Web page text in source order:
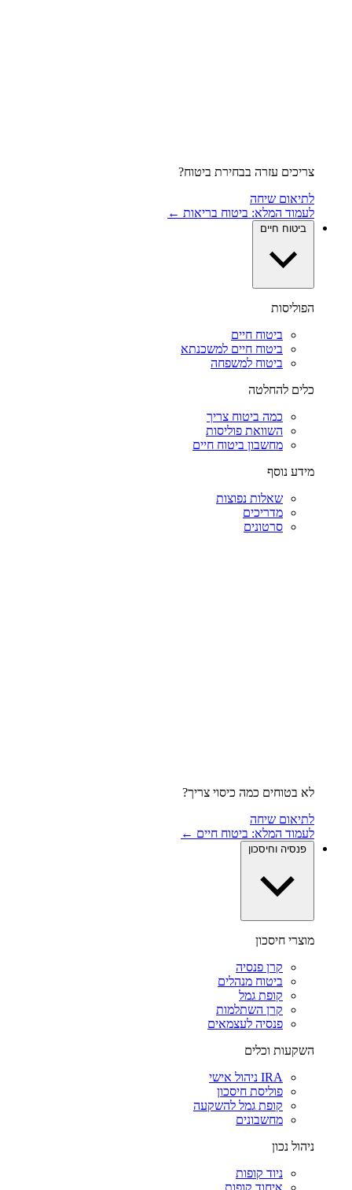
צריכים עזרה בבחירת ביטוח?
לתיאום שיחה
לעמוד המלא: ביטוח בריאות ←
ביטוח חיים
הפוליסות
ביטוח חיים
ביטוח חיים למשכנתא
ביטוח למשפחה
כלים להחלטה
כמה ביטוח צריך
השוואת פוליסות
מחשבון ביטוח חיים
מידע נוסף
שאלות נפוצות
מדריכים
סרטונים
לא בטוחים כמה כיסוי צריך?
לתיאום שיחה
לעמוד המלא: ביטוח חיים ←
פנסיה וחיסכון
מוצרי חיסכון
קרן פנסיה
ביטוח מנהלים
קופת גמל
קרן השתלמות
פנסיה לעצמאים
השקעות וכלים
IRA ניהול אישי
פוליסת חיסכון
קופת גמל להשקעה
מחשבונים
ניהול נכון
ניוד קופות
איחוד קופות